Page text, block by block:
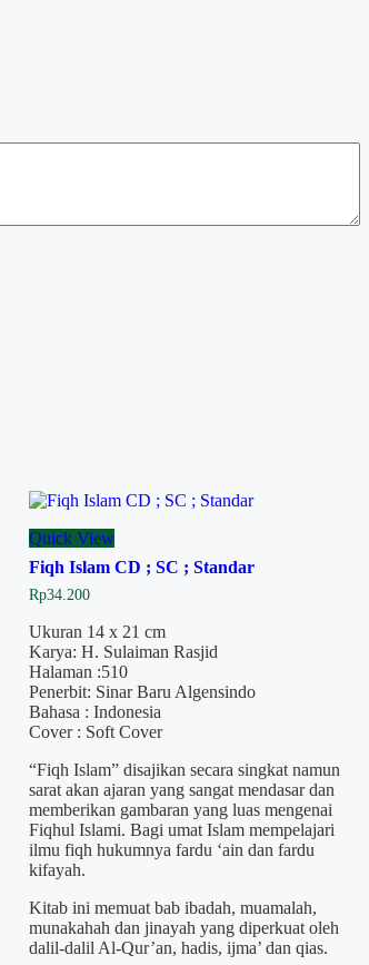
Quick View
Fiqh Islam CD ; SC ; Standar
Rp34.200
Ukuran 14 x 21 cm
Karya: H. Sulaiman Rasjid
Halaman :510
Penerbit: Sinar Baru Algensindo
Bahasa : Indonesia
Cover : Soft Cover
“Fiqh Islam” disajikan secara singkat namun
sarat akan ajaran yang sangat mendasar dan
memberikan gambaran yang luas mengenai
Fiqhul Islami. Bagi umat Islam mempelajari
ilmu fiqh hukumnya fardu ‘ain dan fardu
kifayah.
Kitab ini memuat bab ibadah, muamalah,
munakahah dan jinayah yang diperkuat oleh
dalil-dalil Al-Qur’an, hadis, ijma’ dan qias.